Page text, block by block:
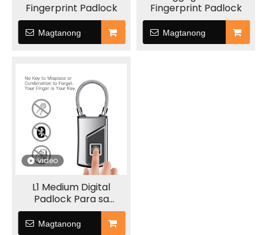
Fingerprint Padlock
Magtanong
Fingerprint Padlock
Magtanong
video
L1 Medium Digital
Padlock Para sa
Luggage
Magtanong